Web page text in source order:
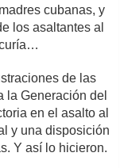
cubanas, y
los asaltantes al
de las
la Generación del
en el asalto al
y una disposición
Y así lo hicieron.